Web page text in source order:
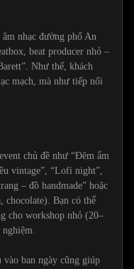
nhạc đường phố An
beat producer nhỏ –
Như thế, khách
mạch, mà như tiếp nối
chủ đề như “Đêm ẩm
vintage”, “Lofi night”,
– đồ handmade” hoặc
chocolate). Bạn có thể
cho workshop nhỏ (20–
ban ngày cũng giúp